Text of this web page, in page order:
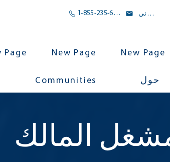
1-855-235-6500 بريد الالكتروني
Page New Page New Page
Communities حول
المالك